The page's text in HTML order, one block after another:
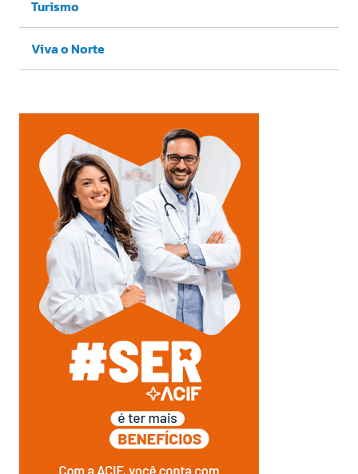
Turismo
Viva o Norte